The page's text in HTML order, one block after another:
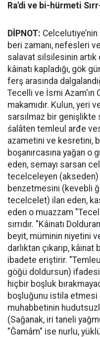
Ra'di ve bi-hürmeti
DİPNOT:
beri zamanı, nefesleri
salavat silsilesinin
kâinatı kapladığı, gök
ferş arasında
Tecelli ve İsmi Azam'ın
makamıdır. ​Kulun, yeri
sarsılmaz bir
śalâten temleul arđe
azametini ve kesretini,
boşanırcasına yağan o
eden, semayı sarsan
tecelceleyen (akseden)
benzetmesini (kevebli
tecelcelet) ilan eden,
eden o muazzam
sırrıdır. "Kâinatı
beyit, müminin niyetini
darlıktan çıkarıp,
ibadete eriştirir.
göğü doldursun)
hiçbir boşluk
boşluğunu istila etmesi
muhabbetinin
(Sağanak, iri taneli
"Ğamâm" ise nurlu,